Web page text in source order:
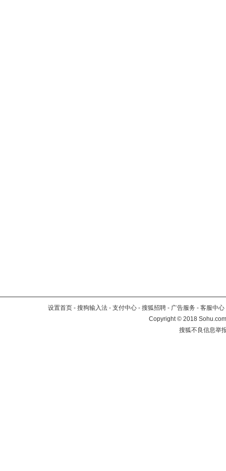
设置首页 - 搜狗输入法 - 支付中心 - 搜狐招聘 - 广告服务 - 客服中心
Copyright©2018
搜狐不良信息举